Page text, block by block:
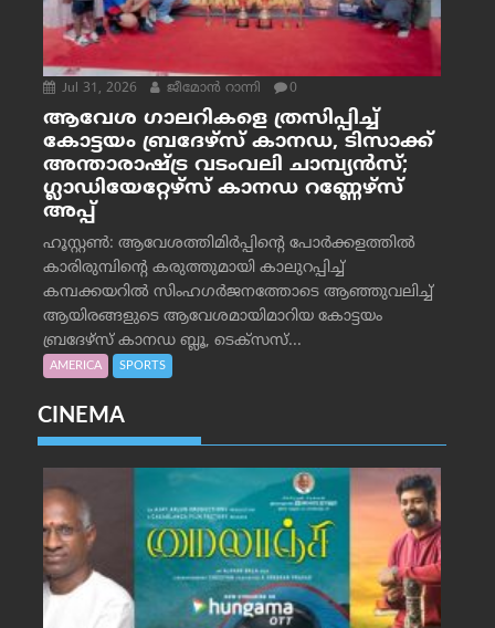
Jul 31, 2026 ജീമോന്‍ റാന്നി 0
ആവേശ ഗാലറികളെ ത്രസിപ്പിച്ച്
കോട്ടയം ബ്രദേഴ്‌സ് കാനഡ, ടിസാക്ക്
അന്താരാഷ്ട്ര വടംവലി ചാമ്പ്യന്‍സ്;
ഗ്ലാഡിയേറ്റേഴ്‌സ് കാനഡ റണ്ണേഴ്‌സ്
അപ്പ്
ഹൂസ്റ്റണ്‍: ആവേശത്തിമിര്‍പ്പിന്റെ പോര്‍ക്കളത്തില്‍
കാരിരുമ്പിന്റെ കരുത്തുമായി കാലുറപ്പിച്ച്
കമ്പക്കയറില്‍ സിംഹഗര്‍ജനത്തോടെ ആഞ്ഞുവലിച്ച്
ആയിരങ്ങളുടെ ആവേശമായിമാറിയ കോട്ടയം
ബ്രദേഴ്‌സ് കാനഡ ബ്ലൂ, ടെക്‌സസ്...
AMERICA SPORTS
CINEMA